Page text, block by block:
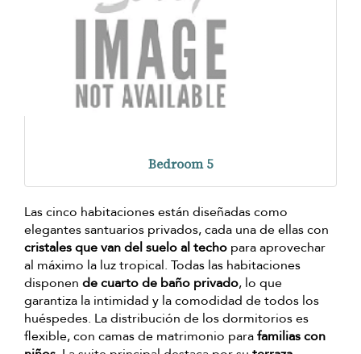
Bedroom 5
Las cinco habitaciones están diseñadas como
elegantes santuarios privados, cada una de ellas con
cristales que van del suelo al techo para aprovechar
al máximo la luz tropical. Todas las habitaciones
disponen de cuarto de baño privado, lo que
garantiza la intimidad y la comodidad de todos los
huéspedes. La distribución de los dormitorios es
flexible, con camas de matrimonio parafamilias con